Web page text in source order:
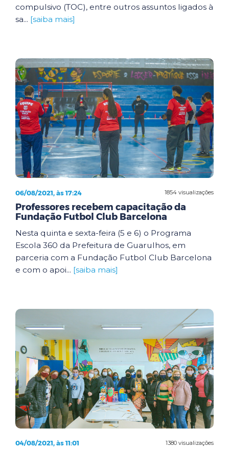
compulsivo (TOC), entre outros assuntos ligados à
sa... [saiba mais]
1854 visualizações
06/08/2021, às 17:24
Professores recebem capacitação da
Fundação Futbol Club Barcelona
Nesta quinta e sexta-feira (5 e 6) o Programa
Escola 360 da Prefeitura de Guarulhos, em
parceria com a Fundação Futbol Club Barcelona
e com o apoi... [saiba mais]
1380 visualizações
04/08/2021, às 11:01